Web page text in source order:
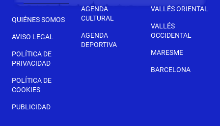
QUIÉNES SOMOS
AVISO LEGAL
POLÍTICA DE
PRIVACIDAD
POLÍTICA DE
COOKIES
PUBLICIDAD
AGENDA
CULTURAL
AGENDA
DEPORTIVA
VALLÉS ORIENTAL
VALLÉS
OCCIDENTAL
MARESME
BARCELONA